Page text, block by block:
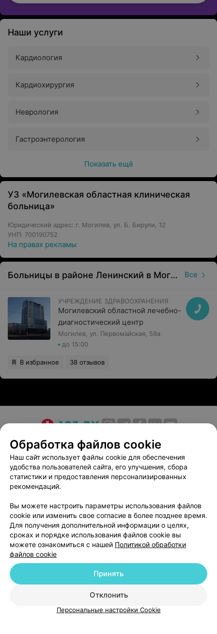
Наши услуги
Кардиология
Кардиохирургия
Неврология
Гастроэнтерология
Показать ещё
УЗ «Могилевская областная клиническая
больница»
Юридический адрес: г. Могилев, ул. Б. Бирули, 12
УНП: 700190752
На правах рекламы
Больницы в районе Ленинский в Могилеве Все
УЧРЕЖДЕНИЕ ЗДРАВООХРАНЕНИЯ
Могилевский областной лечебно-
диагностический центр
Могилев, ул. Первомайская, 59а
до 15:00
В избранное 38 отзывов
О проекте Новости проекта
Размещение рекламы
Медицинский маркетинг
Публичный договор
Пользовательское соглашение
Способы оплаты
Вакансии
Партнеры
Написать в поддержку
Персональные настройки cookie
Обработка персональных данных
г. Минск, улица Толбухина, 2, пом. 16 | help@103.by
ВЫ ВЛАДЕЛЕЦ?
Обработка файлов cookie
Наш сайт использует файлы cookie для обеспечения
удобства пользователей сайта, его улучшения, сбора
статистики и предоставления персонализированных
рекомендаций.
Вы можете настроить параметры использования файлов
cookie или изменить свое согласие в более позднее время.
Для получения дополнительной информации о целях,
сроках и порядке использования файлов cookie вы
можете ознакомиться с нашей Политикой обработки
файлов cookie
Отклонить
Принять
Персональные настройки Cookie